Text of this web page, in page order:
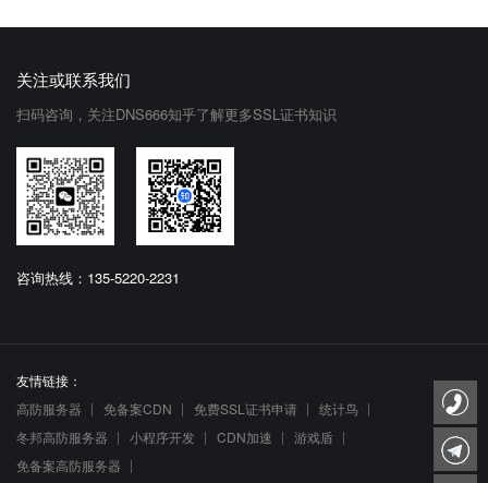
关注或联系我们
扫码咨询，关注DNS666知乎了解更多SSL证书知识
咨询热线：135-5220-2231
友情链接：
高防服务器
免备案CDN 免费SSL证书申请
统计鸟
冬邦高防服务器
小程序开发 CDN加速
游戏盾
免备案高防服务器